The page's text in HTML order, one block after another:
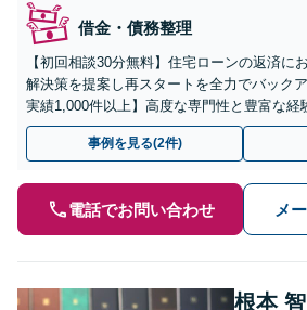
借金・債務整理
【初回相談30分無料】住宅ローンの返済に
解決策を提案し再スタートを全力でバック
実績1,000件以上】高度な専門性と豊富な経
ムがスピーディーに対応【分割・後払い応
事例を見る(2件)
電話でお問い合わせ メ
根本 智